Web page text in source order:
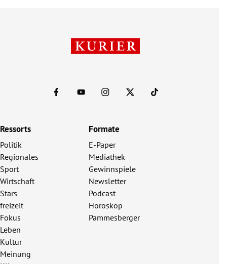
Ressorts
Politik
Regionales
Sport
Wirtschaft
Stars
freizeit
Fokus
Leben
Kultur
Meinung
Formate
E-Paper
Mediathek
Gewinnspiele
Newsletter
Podcast
Horoskop
Pammesberger